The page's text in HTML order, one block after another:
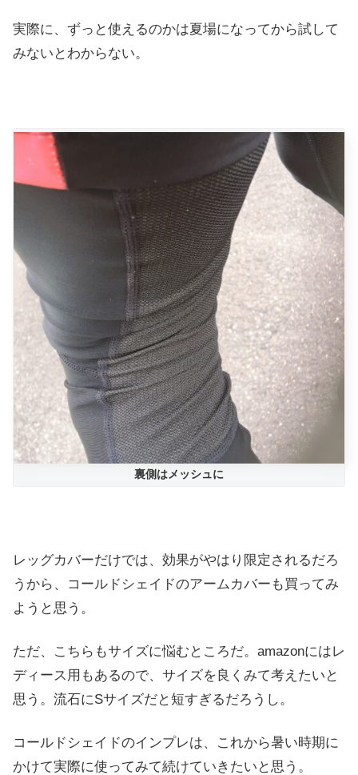
実際に、ずっと使えるのかは夏場になってから試して
みないとわからない。
裏側はメッシュに
レッグカバーだけでは、効果がやはり限定されるだろ
うから、コールドシェイドのアームカバーも買ってみ
ようと思う。
ただ、こちらもサイズに悩むところだ。amazonにはレ
ディース用もあるので、サイズを良くみて考えたいと
思う。流石にSサイズだと短すぎるだろうし。
コールドシェイドのインプレは、これから暑い時期に
かけて実際に使ってみて続けていきたいと思う。